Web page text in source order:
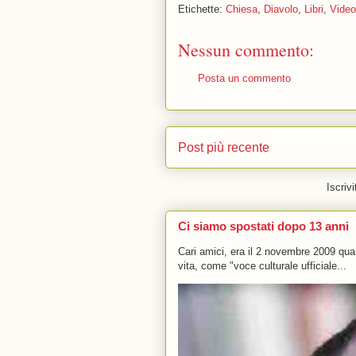
Etichette: Chiesa, Diavolo, Libri, Video
Nessun commento:
Posta un commento
Post più recente
Ci siamo spostati dopo 13 anni
Cari amici, era il 2 novembre 2009
vita, come "voce culturale ufficiale...